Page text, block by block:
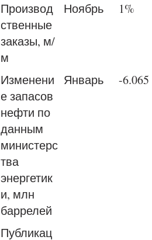
Производ
ственные
заказы, м/
м
Ноябрь 1%
Изменени
е запасов
нефти по
данным
министерс
тва
энергетик
и, млн
баррелей
Январь -6.065
Публикац